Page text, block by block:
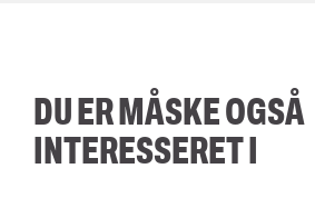
DU ER MÅSKE OGSÅ
INTERESSERET I